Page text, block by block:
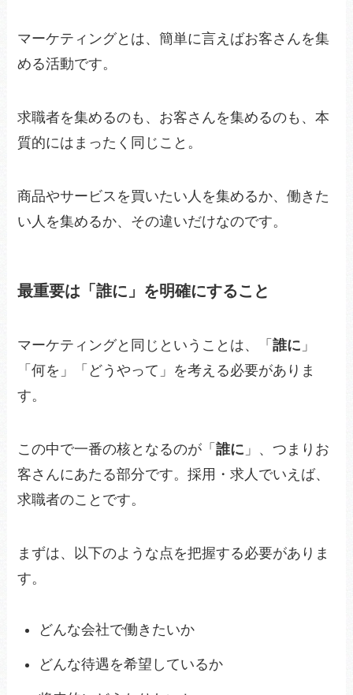
マーケティングとは、簡単に言えばお客さんを集
める活動です。
求職者を集めるのも、お客さんを集めるのも、本
質的にはまったく同じこと。
商品やサービスを買いたい人を集めるか、働きた
い人を集めるか、その違いだけなのです。
最重要は「誰に」を明確にすること
マーケティングと同じということは、「誰に 」
「何を」「どうやって」を考える必要がありま
す。
この中で一番の核となるのが「誰に 」、つまりお
客さんにあたる部分です。採用・求人でいえば、
求職者のことです。
まずは、以下のような点を把握する必要がありま
す。
どんな会社で働きたいか
どんな待遇を希望しているか